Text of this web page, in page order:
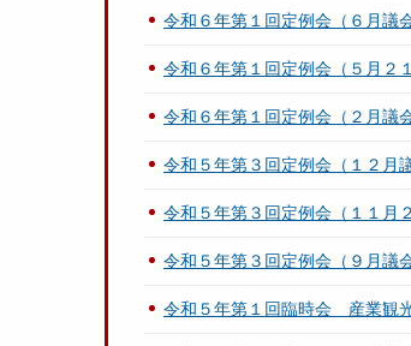
令和６年第１回定例会（６月議
令和６年第１回定例会（５月２
令和６年第１回定例会（２月議
令和５年第３回定例会（１２月
令和５年第３回定例会（１１月
令和５年第３回定例会（９月議
令和５年第１回臨時会 産業観